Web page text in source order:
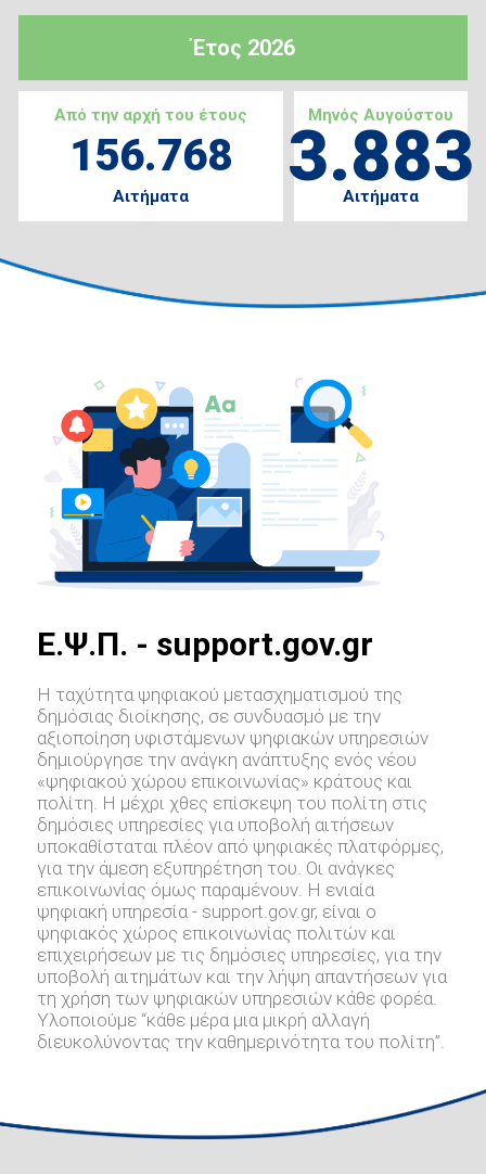
Έτος 2026
Από την αρχή του έτους
156.768
Αιτήματα
Μηνός Αυγούστου
3.883
Αιτήματα
E.Ψ.Π. - support.gov.gr
Η ταχύτητα ψηφιακού μετασχηματισμού της
δημόσιας διοίκησης, σε συνδυασμό με την
αξιοποίηση υφιστάμενων ψηφιακών υπηρεσιών
δημιούργησε την ανάγκη ανάπτυξης ενός νέου
«ψηφιακού χώρου επικοινωνίας» κράτους και
πολίτη. Η μέχρι χθες επίσκεψη του πολίτη στις
δημόσιες υπηρεσίες για υποβολή αιτήσεων
υποκαθίσταται πλέον από ψηφιακές πλατφόρμες,
για την άμεση εξυπηρέτηση του. Οι ανάγκες
επικοινωνίας όμως παραμένουν. Η ενιαία
ψηφιακή υπηρεσία - support.gov.gr, είναι ο
ψηφιακός χώρος επικοινωνίας πολιτών και
επιχειρήσεων με τις δημόσιες υπηρεσίες, για την
υποβολή αιτημάτων και την λήψη απαντήσεων για
τη χρήση των ψηφιακών υπηρεσιών κάθε φορέα.
Υλοποιούμε “κάθε μέρα μια μικρή αλλαγή
διευκολύνοντας την καθημερινότητα του πολίτη”.